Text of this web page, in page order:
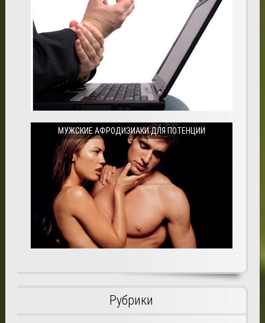
МУЖСКИЕ АФРОДИЗИАКИ ДЛЯ ПОТЕНЦИИ
Рубрики